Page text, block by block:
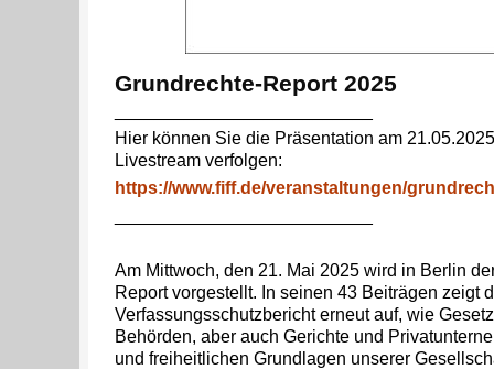
Grundrechte-Report 2025
Hier können Sie die Präsentation am
Livestream verfolgen:
https://www.fiff.de/veranstaltungen/
Am Mittwoch, den 21. Mai 2025 wird in Berlin
Report vorgestellt. In seinen 43 Beiträgen zeigt
Verfassungsschutzbericht erneut auf, wie
Behörden, aber auch Gerichte und
und freiheitlichen Grundlagen unserer